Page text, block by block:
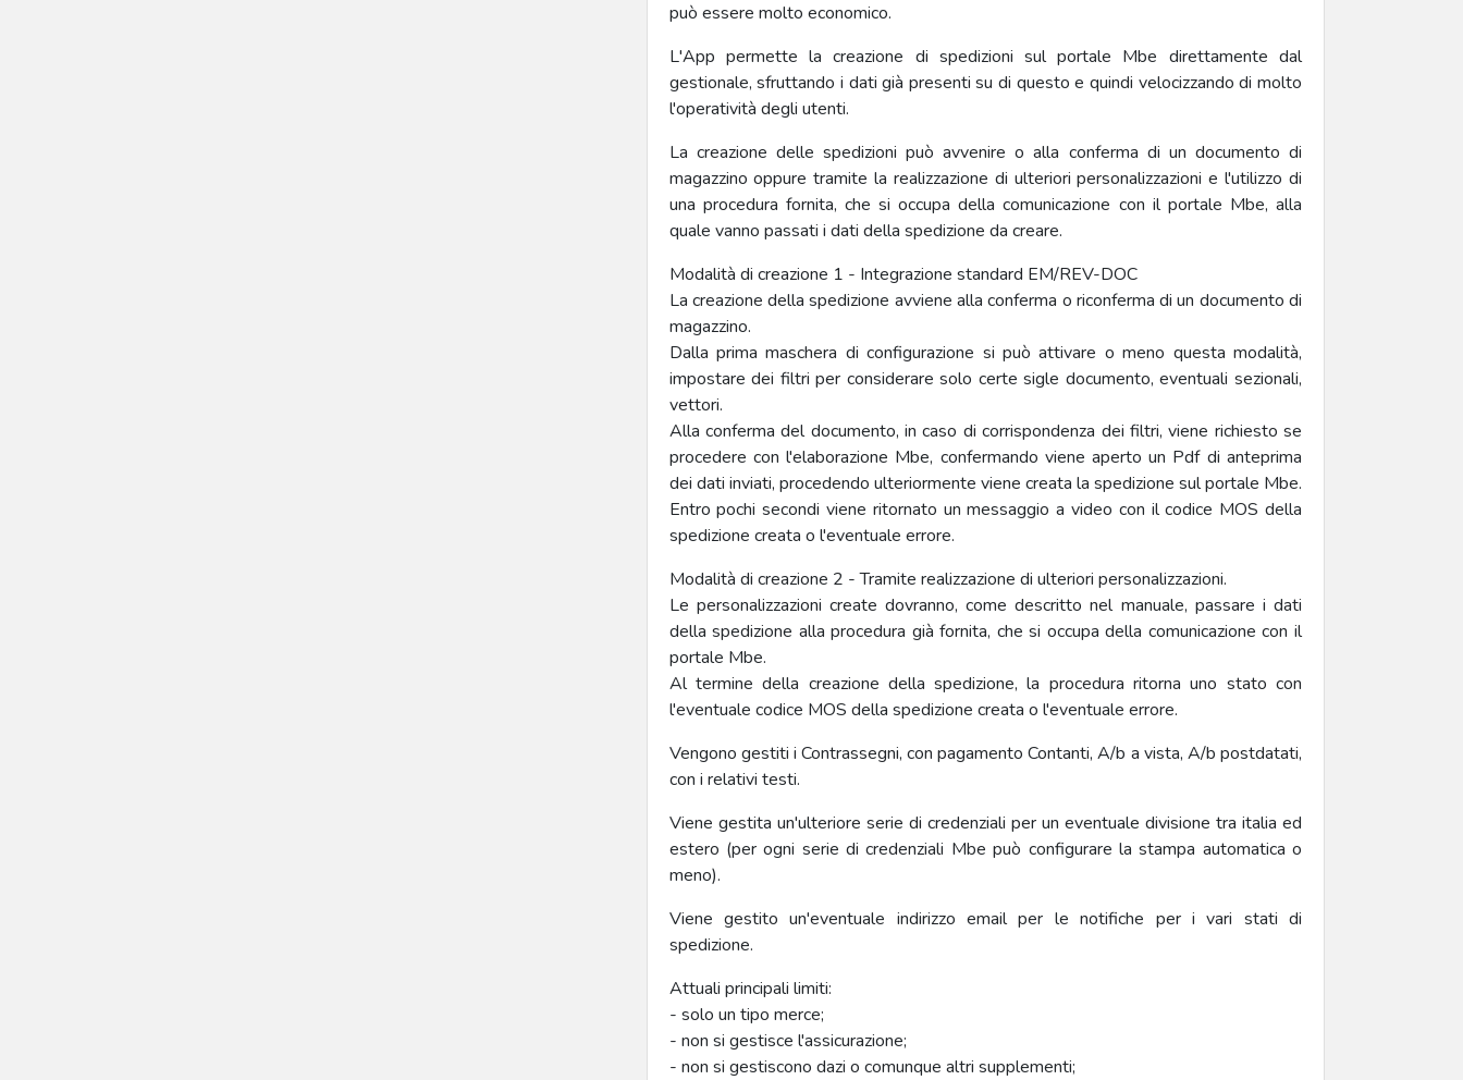
può essere molto economico.
L'App permette la creazione di spedizioni sul portale Mbe direttamente dal
gestionale, sfruttando i dati già presenti su di questo e quindi velocizzando di molto
l'operatività degli utenti.
La creazione delle spedizioni può avvenire o alla conferma di un documento di
magazzino oppure tramite la realizzazione di ulteriori personalizzazioni e l'utilizzo di
una procedura fornita, che si occupa della comunicazione con il portale Mbe, alla
quale vanno passati i dati della spedizione da creare.
Modalità di creazione 1 - Integrazione standard EM/REV-DOC
La creazione della spedizione avviene alla conferma o riconferma di un documento di
magazzino.
Dalla prima maschera di configurazione si può attivare o meno questa modalità,
impostare dei filtri per considerare solo certe sigle documento, eventuali sezionali,
vettori.
Alla conferma del documento, in caso di corrispondenza dei filtri, viene richiesto se
procedere con l'elaborazione Mbe, confermando viene aperto un Pdf di anteprima
dei dati inviati, procedendo ulteriormente viene creata la spedizione sul portale Mbe.
Entro pochi secondi viene ritornato un messaggio a video con il codice MOS della
spedizione creata o l'eventuale errore.
Modalità di creazione 2 - Tramite realizzazione di ulteriori personalizzazioni.
Le personalizzazioni create dovranno, come descritto nel manuale, passare i dati
della spedizione alla procedura già fornita, che si occupa della comunicazione con il
portale Mbe.
Al termine della creazione della spedizione, la procedura ritorna uno stato con
l'eventuale codice MOS della spedizione creata o l'eventuale errore.
Vengono gestiti i Contrassegni, con pagamento Contanti, A/b a vista, A/b postdatati,
con i relativi testi.
Viene gestita un'ulteriore serie di credenziali per un eventuale divisione tra italia ed
estero (per ogni serie di credenziali Mbe può configurare la stampa automatica o
meno).
Viene gestito un'eventuale indirizzo email per le notifiche per i vari stati di
spedizione.
Attuali principali limiti:
- solo un tipo merce;
- non si gestisce l'assicurazione;
- non si gestiscono dazi o comunque altri supplementi;